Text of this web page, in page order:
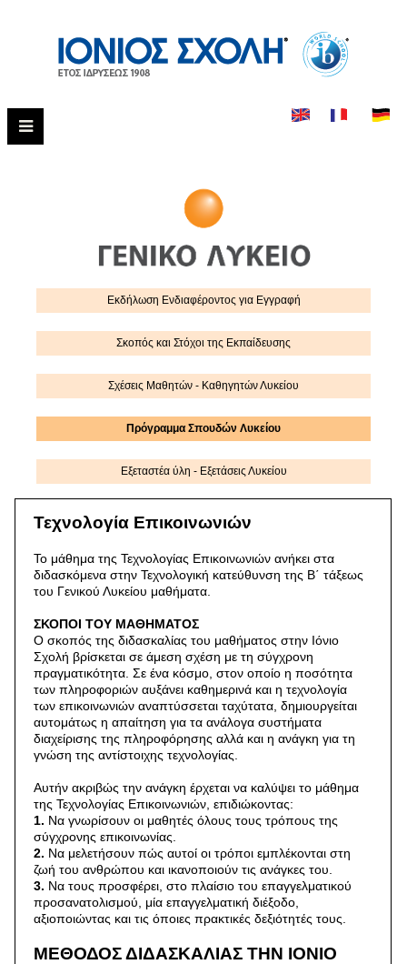
Εκδήλωση Eνδιαφέροντος για Εγγραφή
Σκοπός και Στόχοι της Εκπαίδευσης
Σχέσεις Μαθητών - Καθηγητών Λυκείου
Πρόγραμμα Σπουδών Λυκείου
Εξεταστέα ύλη - Εξετάσεις Λυκείου
Τεχνολογία Επικοινωνιών
Το μάθημα της Τεχνολογίας Επικοινωνιών ανήκει στα
διδασκόμενα στην Τεχνολογική κατεύθυνση της Β΄ τάξεως
του Γενικού Λυκείου μαθήματα.
ΣΚΟΠΟΙ ΤΟΥ ΜΑΘΗΜΑΤΟΣ
Ο σκοπός της διδασκαλίας του μαθήματος στην Ιόνιο
Σχολή βρίσκεται σε άμεση σχέση με τη σύγχρονη
πραγματικότητα. Σε ένα κόσμο, στον οποίο η ποσότητα
των πληροφοριών αυξάνει καθημερινά και η τεχνολογία
των επικοινωνιών αναπτύσσεται ταχύτατα, δημιουργείται
αυτομάτως η απαίτηση για τα ανάλογα συστήματα
διαχείρισης της πληροφόρησης αλλά και η ανάγκη για τη
γνώση της αντίστοιχης τεχνολογίας.
Αυτήν ακριβώς την ανάγκη έρχεται να καλύψει το μάθημα
της Τεχνολογίας Επικοινωνιών, επιδιώκοντας:
1. Να γνωρίσουν οι μαθητές όλους τους τρόπους της
σύγχρονης επικοινωνίας.
2. Να μελετήσουν πώς αυτοί οι τρόποι εμπλέκονται στη
ζωή του ανθρώπου και ικανοποιούν τις ανάγκες του.
3. Να τους προσφέρει, στο πλαίσιο του επαγγελματικού
προσανατολισμού, μία επαγγελματική διέξοδο,
αξιοποιώντας και τις όποιες πρακτικές δεξιότητές τους.
ΜΕΘΟΔΟΣ ΔΙΔΑΣΚΑΛΙΑΣ ΤΗΝ ΙΟΝΙΟ